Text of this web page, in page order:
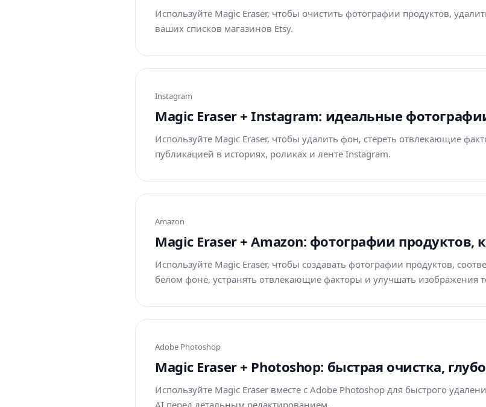
Используйте Magic Eraser, чтобы очистить фотографии продуктов,
ваших списков магазинов Etsy.
Instagram
Magic Eraser + Instagram: идеальные
Используйте Magic Eraser, чтобы удалить фон, стереть отвлекающие
публикацией в историях, роликах и ленте Instagram.
Amazon
Magic Eraser + Amazon: фотографии продуктов,
Используйте Magic Eraser, чтобы создавать фотографии продуктов,
белом фоне, устранять отвлекающие факторы и улучшать изображения
Adobe Photoshop
Magic Eraser + Photoshop: быстрая очистка,
Используйте Magic Eraser вместе с Adobe Photoshop для быстрого
AI перед детальным редактированием.